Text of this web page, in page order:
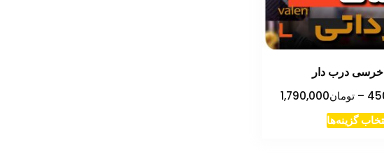
درب دار
– تومان1,790,000محدوده
گزینه‌هااین